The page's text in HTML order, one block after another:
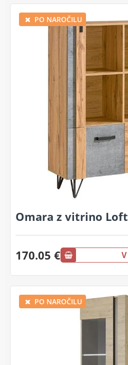
PO NAROČILU
Omara z vitrino
170.05 €
PO NAROČILU